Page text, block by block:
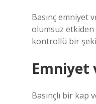
Basınç emniyet
olumsuz etkiden
kontrollü bir
Emniyet
Basınçlı bir kap